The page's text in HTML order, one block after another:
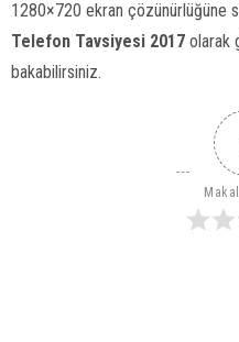
1280×720 ekran çözünürlüğüne
Telefon Tavsiyesi 2017 olarak
bakabilirsiniz.